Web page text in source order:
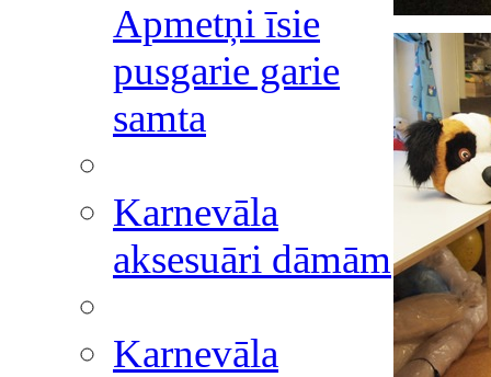
Apmetņi īsie
pusgarie garie
samta
Karnevāla
aksesuāri dāmām
Karnevāla